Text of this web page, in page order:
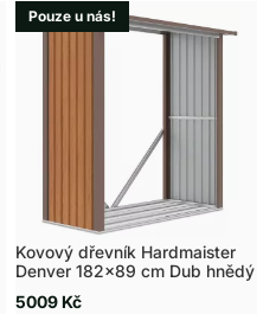
Pouze u nás!
Kovový dřevník Hardmaister
Denver 182x89 cm Dub hnědý
5009 Kč